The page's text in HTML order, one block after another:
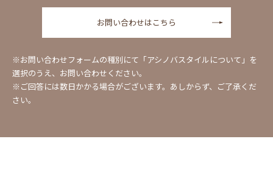
お問い合わせはこちら
※お問い合わせフォームの種別にて「アシノバスタイルについて」を
選択のうえ、お問い合わせください。
※ご回答には数日かかる場合がございます。あしからず、ご了承くだ
さい。